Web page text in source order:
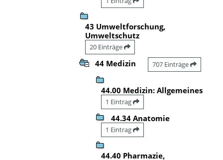
43 Umweltforschung,
Umweltschutz
20 Einträge
44 Medizin 707 Einträge
44.00 Medizin: Allgemeines
1 Eintrag
44.34 Anatomie
1 Eintrag
44.40 Pharmazie,